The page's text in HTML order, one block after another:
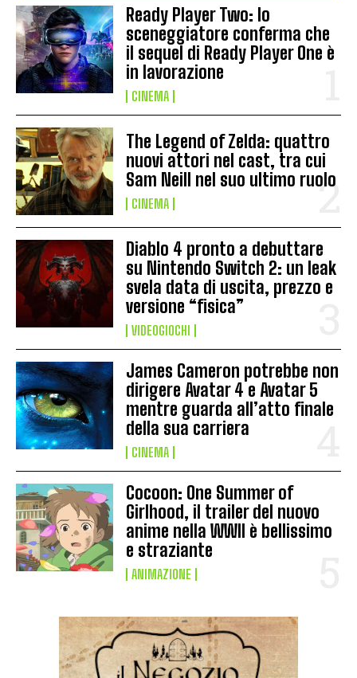
Ready Player Two: lo
sceneggiatore conferma che
il sequel di Ready Player One è
in lavorazione
CINEMA
The Legend of Zelda: quattro
nuovi attori nel cast, tra cui
Sam Neill nel suo ultimo ruolo
CINEMA
Diablo 4 pronto a debuttare
su Nintendo Switch 2: un leak
svela data di uscita, prezzo e
versione “fisica”
VIDEOGIOCHI
James Cameron potrebbe non
dirigere Avatar 4 e Avatar 5
mentre guarda all’atto finale
della sua carriera
CINEMA
Cocoon: One Summer of
Girlhood, il trailer del nuovo
anime nella WWII è bellissimo
e straziante
ANIMAZIONE